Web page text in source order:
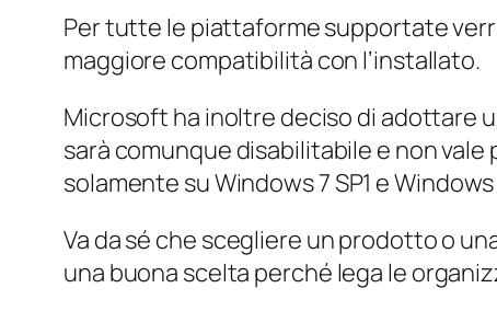
Per tutte le piattaforme supportate
maggiore compatibilità con l’installato.
Microsoft ha inoltre deciso di adottare
sarà comunque disabilitabile e non
solamente su Windows 7 SP1 e
Va da sé che scegliere un prodotto o
una buona scelta perché lega le